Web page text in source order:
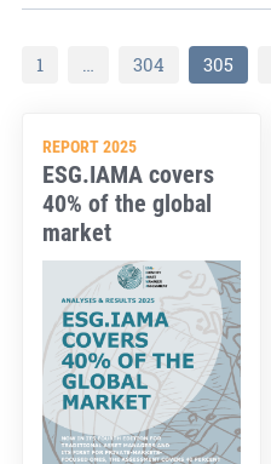
1 … 304 305
REPORT 2025
ESG.IAMA covers
40% of the global
market